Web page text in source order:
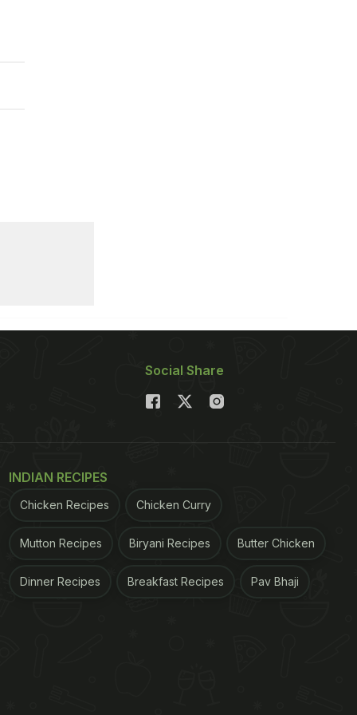
Social Share
INDIAN RECIPES
Chicken Recipes Chicken Curry
Mutton Recipes Biryani Recipes Butter Chicken
Dinner Recipes Breakfast Recipes Pav Bhaji